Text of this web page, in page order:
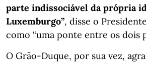
parte indissociável da própria
Luxemburgo”, disse o
como “uma ponte entre os dois
O Grão-Duque, por sua vez,